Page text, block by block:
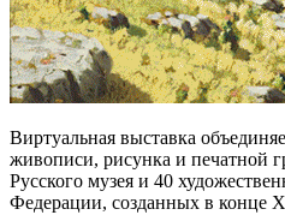
Виртуальная выставка
живописи, рисунка и печатной
Русского музея и 40
Федерации, созданных в конце